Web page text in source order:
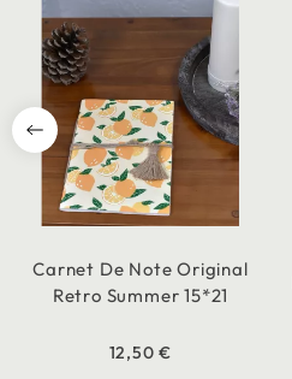
Carnet De Note Original
Retro Summer 15*21
12,50 €